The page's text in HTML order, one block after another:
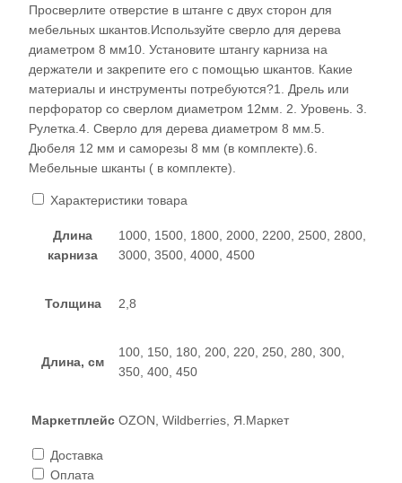
Просверлите отверстие в штанге с двух сторон для
мебельных шкантов.Используйте сверло для дерева
диаметром 8 мм10. Установите штангу карниза на
держатели и закрепите его с помощью шкантов. Какие
материалы и инструменты потребуются?1. Дрель или
перфоратор со сверлом диаметром 12мм. 2. Уровень. 3.
Рулетка.4. Сверло для дерева диаметром 8 мм.5.
Дюбеля 12 мм и саморезы 8 мм (в комплекте).6.
Мебельные шканты ( в комплекте).
Характеристики товара
Длина
карниза
1000, 1500, 1800, 2000, 2200, 2500, 2800,
3000, 3500, 4000, 4500
Толщина 2,8
Длина, см
100, 150, 180, 200, 220, 250, 280, 300,
350, 400, 450
Маркетплейс OZON, Wildberries, Я.Маркет
Доставка
Оплата